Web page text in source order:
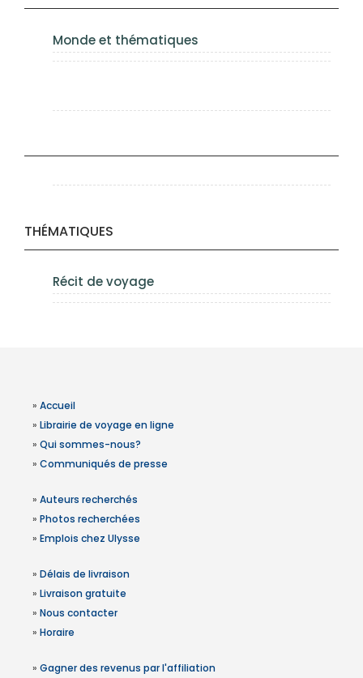
Monde et thématiques
THÉMATIQUES
Récit de voyage
» Accueil
» Librairie de voyage en ligne
» Qui sommes-nous?
» Communiqués de presse
» Auteurs recherchés
» Photos recherchées
» Emplois chez Ulysse
» Délais de livraison
» Livraison gratuite
» Nous contacter
» Horaire
» Gagner des revenus par l'affiliation